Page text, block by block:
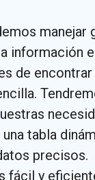
información
de
tabla
precisos.
fácil y